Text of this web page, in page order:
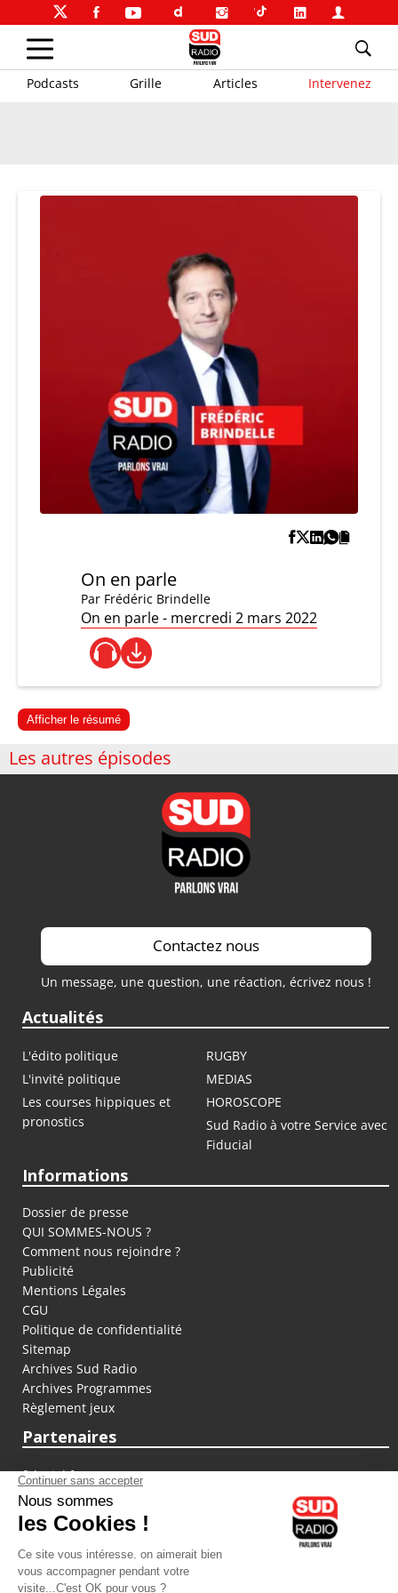
Podcasts Grille Articles Intervenez
On en parle
Par Frédéric Brindelle
On en parle - mercredi 2 mars 2022
Afficher le résumé
Les autres épisodes
Contactez nous
Un message, une question, une réaction, écrivez nous !
Actualités
L'édito politique
RUGBY
L'invité politique
MEDIAS
Les courses hippiques et
pronostics
HOROSCOPE
Sud Radio à votre Service avec
Fiducial
Informations
Dossier de presse
QUI SOMMES-NOUS ?
Comment nous rejoindre ?
Publicité
Mentions Légales
CGU
Politique de confidentialité
Sitemap
Archives Sud Radio
Archives Programmes
Règlement jeux
Partenaires
fiducial.fr
lyoncapitale.fr
olympique-et-lyonnais.com
L'application Iphone / Android